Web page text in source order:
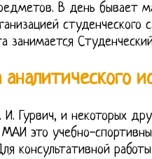
В день бывает
занимается
И. Гурвич, и некоторых
это учебно-
консультативной